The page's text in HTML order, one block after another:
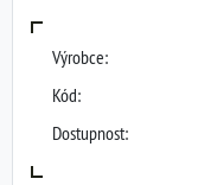
Výrobce:
Kód:
Dostupnost: